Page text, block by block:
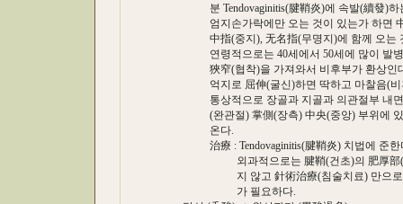
분 Tendovaginitis(腱鞘炎)에 속발(續發)하
엄지손가락에만 오는 것이 있는가 하면 中
中指(중지), 无名指(무명지)에 함께 오는
연령적으로는 40세에서 50세에 많이 발병
狹窄(협착)을 가져와서 비후부가 환상인
억지로 屈伸(굴신)하면 딱하고 마찰음(비
통상적으로 장골과 지골과 의관절부 내면
(완관절) 掌側(장측) 中央(중앙) 부위에 있
온다.
治療 : Tendovaginitis(腱鞘炎) 치법에 준한
외과적으로는 腱鞘(건초)의 肥厚部(비
지 않고 針術治療(침술치료) 만으로 충
가 필요하다.